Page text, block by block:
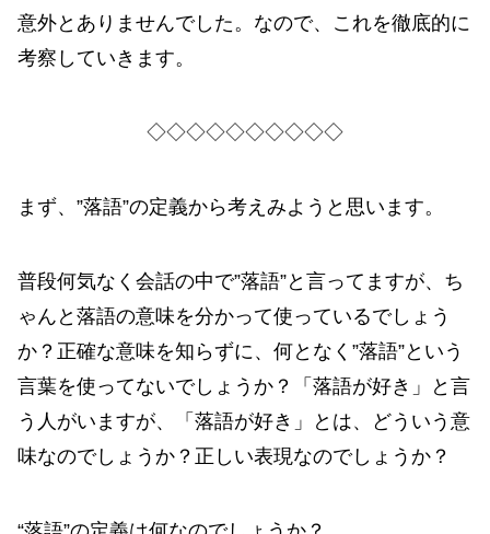
意外とありませんでした。なので、これを徹底的に
考察していきます。
◇◇◇◇◇◇◇◇◇◇
まず、”落語”の定義から考えみようと思います。
普段何気なく会話の中で”落語”と言ってますが、ち
ゃんと落語の意味を分かって使っているでしょう
か？正確な意味を知らずに、何となく”落語”という
言葉を使ってないでしょうか？「落語が好き」と言
う人がいますが、「落語が好き」とは、どういう意
味なのでしょうか？正しい表現なのでしょうか？